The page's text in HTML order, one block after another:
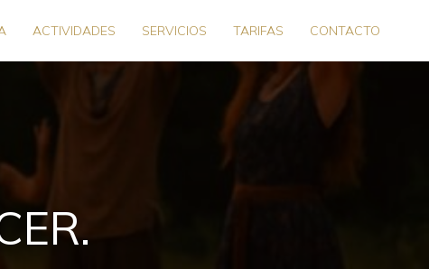
ACTIVIDADES SERVICIOS TARIFAS CONTACTO